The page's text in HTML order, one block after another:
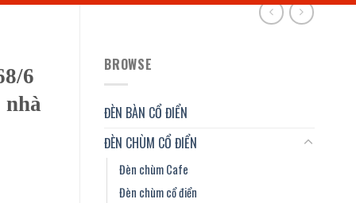
BROWSE
ĐÈN BÀN CỔ ĐIỂN
ĐÈN CHÙM CỔ ĐIỂN
Đèn chùm Cafe
Đèn chùm cổ điển
6